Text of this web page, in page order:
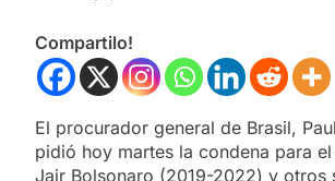
Compartilo!
El procurador general de Brasil,
pidió hoy martes la condena para
Jair Bolsonaro (2019-2022) y otros